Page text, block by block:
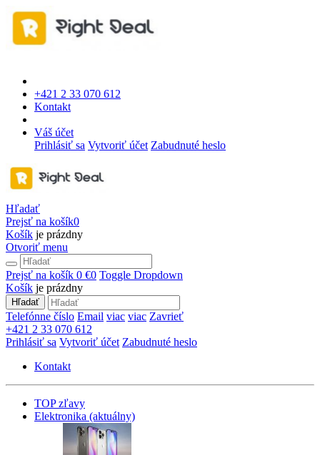
+421 2 33 070 612
Kontakt
Váš účet
Prihlásiť sa Vytvoriť účet Zabudnuté heslo
Hľadať
Prejsť na košík0
Košík je prázdny
Otvoriť menu
Prejsť na košík 0 €0 Toggle Dropdown
Košík je prázdny
Hľadať
Telefónne číslo Email viac viac Zavrieť
+421 2 33 070 612
Prihlásiť sa Vytvoriť účet Zabudnuté heslo
Kontakt
TOP zľavy
Elektronika (aktuálny)